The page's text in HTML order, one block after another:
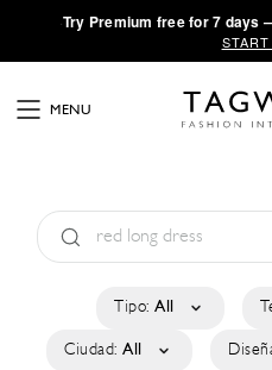
·Try Premium free for 7 days
MENU
Tipo: All
Ciudad: All